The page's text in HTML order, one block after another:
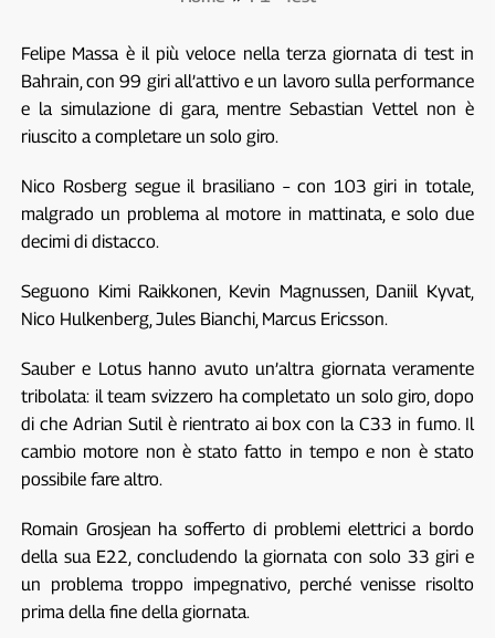
Felipe Massa è il più veloce nella terza giornata di test in
Bahrain, con 99 giri all’attivo e un lavoro sulla performance
e la simulazione di gara, mentre Sebastian Vettel non è
riuscito a completare un solo giro.
Nico Rosberg segue il brasiliano – con 103 giri in totale,
malgrado un problema al motore in mattinata, e solo due
decimi di distacco.
Seguono Kimi Raikkonen, Kevin Magnussen, Daniil Kyvat,
Nico Hulkenberg, Jules Bianchi, Marcus Ericsson.
Sauber e Lotus hanno avuto un’altra giornata veramente
tribolata: il team svizzero ha completato un solo giro, dopo
di che Adrian Sutil è rientrato ai box con la C33 in fumo. Il
cambio motore non è stato fatto in tempo e non è stato
possibile fare altro.
Romain Grosjean ha sofferto di problemi elettrici a bordo
della sua E22, concludendo la giornata con solo 33 giri e
un problema troppo impegnativo, perché venisse risolto
prima della fine della giornata.